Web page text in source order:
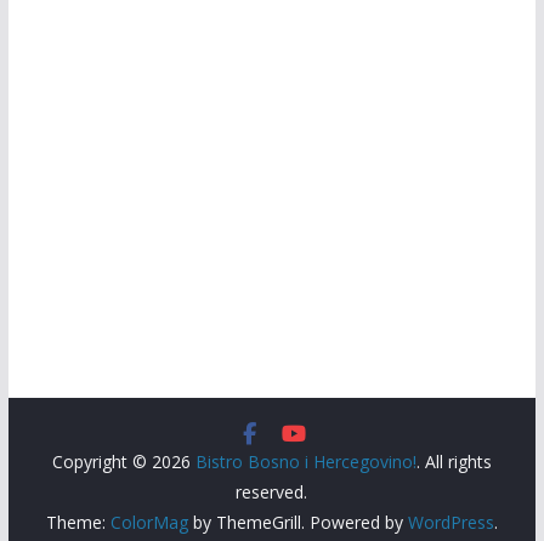
Copyright © 2026 Bistro Bosno i Hercegovino!. All rights
reserved.
Theme: ColorMagby ThemeGrill. Powered by WordPress.